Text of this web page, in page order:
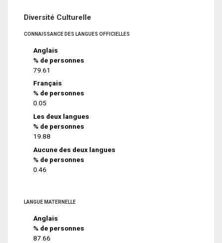
Diversité Culturelle
CONNAISSANCE DES LANGUES OFFICIELLES
Anglais
% de personnes
79.61
Français
% de personnes
0.05
Les deux langues
% de personnes
19.88
Aucune des deux langues
% de personnes
0.46
LANGUE MATERNELLE
Anglais
% de personnes
87.66